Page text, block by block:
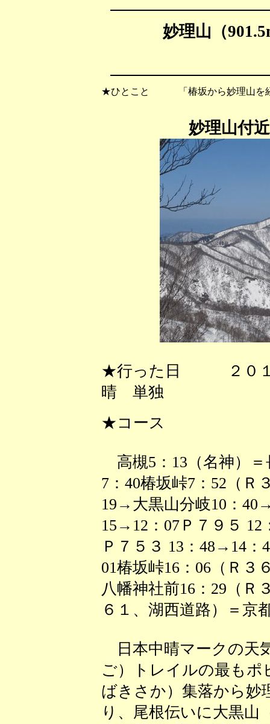
妙理山（
★ひとこと 「椿坂から妙理山を経
妙理山付
★行った日 ２０１
晴 単独
★コース
高槻5：13（名神）＝
7：40椿坂峠7：52（Ｒ
19→大黒山分岐10：
15→12：07Ｐ７９５
Ｐ７５３ 13：48→14：
01椿坂峠16：06（Ｒ３
八幡神社前16：29（Ｒ
６１、湖西道路）＝京
日本中晴マークの天
ご）トレイルの最もポ
ばきさか）集落から妙
り、尾根伝いに大黒山